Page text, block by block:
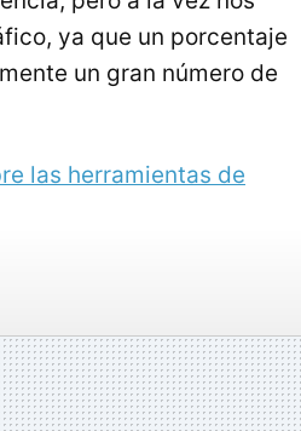
ya que un porcentaje
un gran número de
las herramientas de